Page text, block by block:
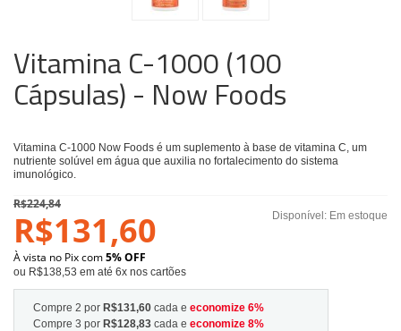
Vitamina C-1000 (100
Cápsulas) - Now Foods
Vitamina C-1000 Now Foods é um suplemento à base de vitamina C, um
nutriente solúvel em água que auxilia no fortalecimento do sistema
imunológico.
Disponível: Em estoque
R$224,84
R$131,60
À vista no Pix com5% OFF
ou R$138,53 em até 6x nos cartões
Compre 2 por R$131,60 cada e economize 6%
Compre 3 por R$128,83 cada e economize 8%